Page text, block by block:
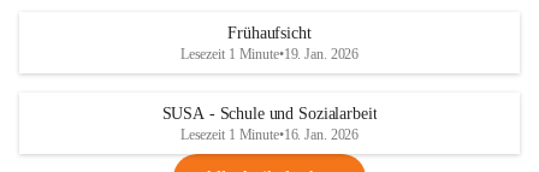
Frühaufsicht
Lesezeit 1 Minute•19. Jan. 2026
SUSA - Schule und Sozialarbeit
Lesezeit 1 Minute•16. Jan. 2026